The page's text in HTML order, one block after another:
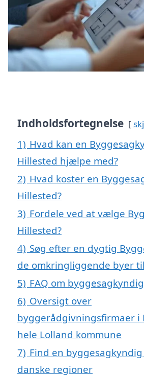
Indholdsfortegnelse
1) Hvad kan en
Hillested hjælpe med?
2) Hvad koster en
Hillested?
3) Fordele ved at vælge
Hillested?
4) Søg efter en dygtig
de omkringliggende byer
5) FAQ om
6) Oversigt over
byggerådgivningsfirmaer i
hele Lolland kommune
7) Find en
danske regioner